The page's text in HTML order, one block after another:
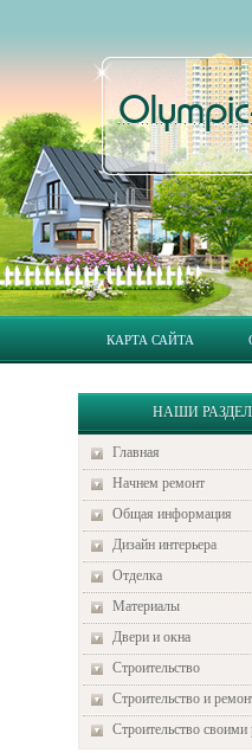
КАРТА САЙТА
НАШИ
Главная
Начнем ремонт
Общая информация
Дизайн интерьера
Отделка
Материалы
Двери и окна
Строительство
Строительство и
Строительство